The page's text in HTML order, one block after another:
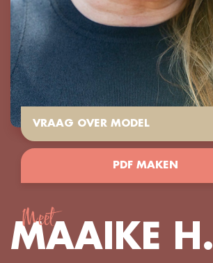
VRAAG OVER MODEL
PDF MAKEN
Meet
MAAIKE H.